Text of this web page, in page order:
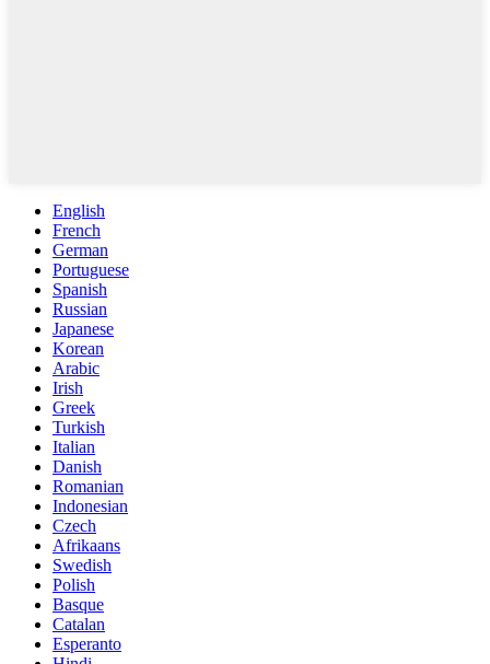
English
French
German
Portuguese
Spanish
Russian
Japanese
Korean
Arabic
Irish
Greek
Turkish
Italian
Danish
Romanian
Indonesian
Czech
Afrikaans
Swedish
Polish
Basque
Catalan
Esperanto